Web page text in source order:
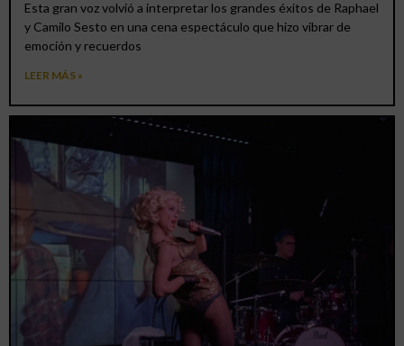
Esta gran voz volvió a interpretar los grandes éxitos de Raphael
y Camilo Sesto en una cena espectáculo que hizo vibrar de
emoción y recuerdos
LEER MÁS »